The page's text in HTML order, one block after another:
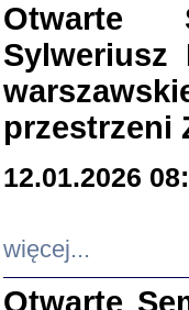
Otwarte
Sylweriusz
przestrzeni
12.01.2026
więcej...
Otwarte